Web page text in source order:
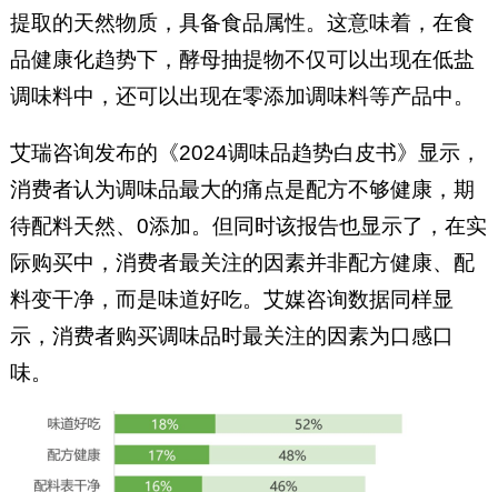
提取的天然物质，具备食品属性。这意味着，在食
品健康化趋势下，酵母抽提物不仅可以出现在低盐
调味料中，还可以出现在零添加调味料等产品中。
艾瑞咨询发布的《2024调味品趋势白皮书》显示，
消费者认为调味品最大的痛点是配方不够健康，期
待配料天然、0添加。但同时该报告也显示了，在实
际购买中，消费者最关注的因素并非配方健康、配
料变干净，而是味道好吃。艾媒咨询数据同样显
示，消费者购买调味品时最关注的因素为口感口
味。